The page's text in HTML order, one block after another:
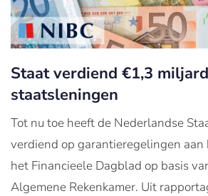
Staat verdiend €1,3
staatsleningen
Tot nu toe heeft de Nederlandse
verdiend op garantieregelingen
het Financieele Dagblad op basis
Algemene Rekenkamer. Uit